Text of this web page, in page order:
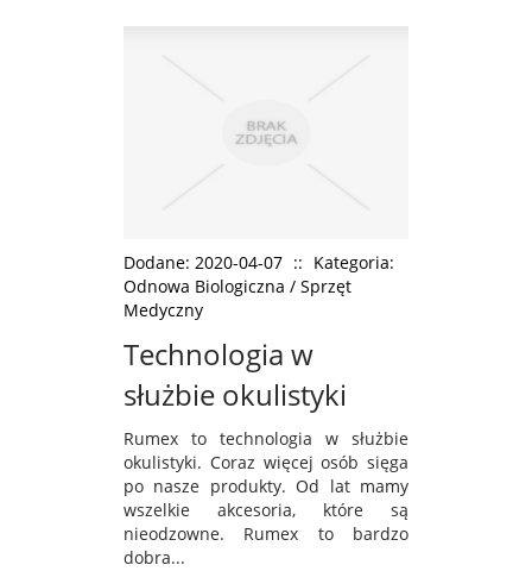
Dodane: 2020-04-07 :: Kategoria:
Odnowa Biologiczna / Sprzęt
Medyczny
Technologia w
służbie okulistyki
Rumex to technologia w służbie
okulistyki. Coraz więcej osób sięga
po nasze produkty. Od lat mamy
wszelkie akcesoria, które są
nieodzowne. Rumex to bardzo
dobra...